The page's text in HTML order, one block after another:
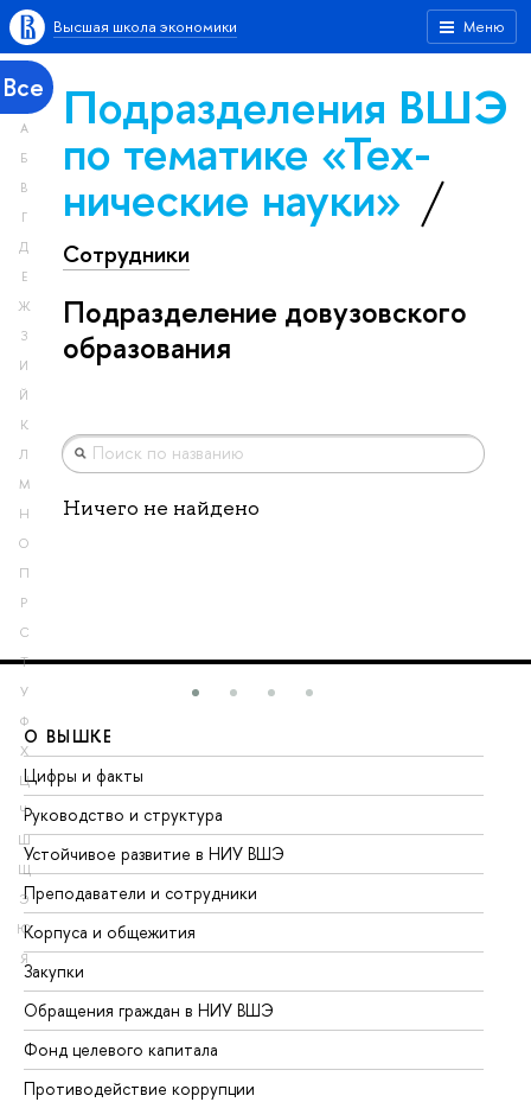
Меню
Высшая школа экономики
Все
А
Б
В
Г
Д
Е
Ж
З
И
Й
К
Л
М
Н
О
П
Р
С
Т
У
Ф
Х
Ц
Ч
Ш
Щ
Э
Ю
Я
Подразделения ВШЭ
по тематике «Тех­
ничес­кие науки»
Сотрудники
Подразделение довузовского
образования
Ничего не найдено
О ВЫШКЕ
Цифры и факты
Руководство и структура
Устойчивое развитие в НИУ ВШЭ
Преподаватели и сотрудники
Корпуса и общежития
Закупки
Обращения граждан в НИУ ВШЭ
Фонд целевого капитала
Противодействие коррупции